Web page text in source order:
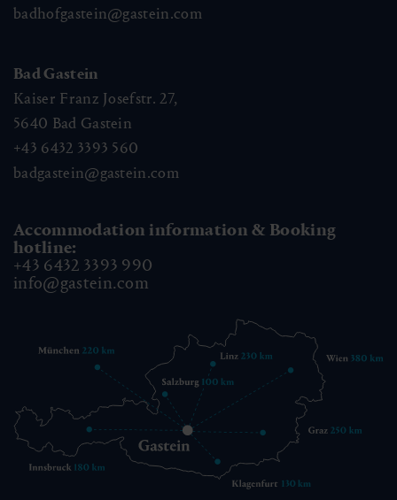
badhofgastein@gastein.com
Bad Gastein
Kaiser Franz Josefstr. 27,
5640 Bad Gastein
+43 6432 3393 560
badgastein@gastein.com
Accommodation information & Booking
hotline:
+43 6432 3393 990
info@gastein.com